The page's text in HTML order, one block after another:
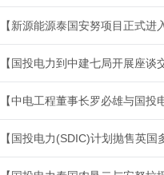
【新源能源泰国安努项目正式进
【国投电力到中建七局开展座谈